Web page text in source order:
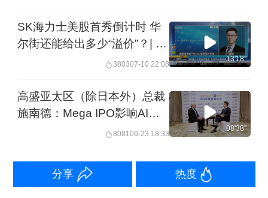
SK海力士美股首秀倒计时 华
尔街还能给出多少“溢价”？| 夜
380307-10 22:08
13'18''
高盛亚太区（除日本外）总裁
施南德：Mega IPO影响AI投
资？并不会， 全球资本仍在追
808106-23 18:33
08'38''
分享 热度